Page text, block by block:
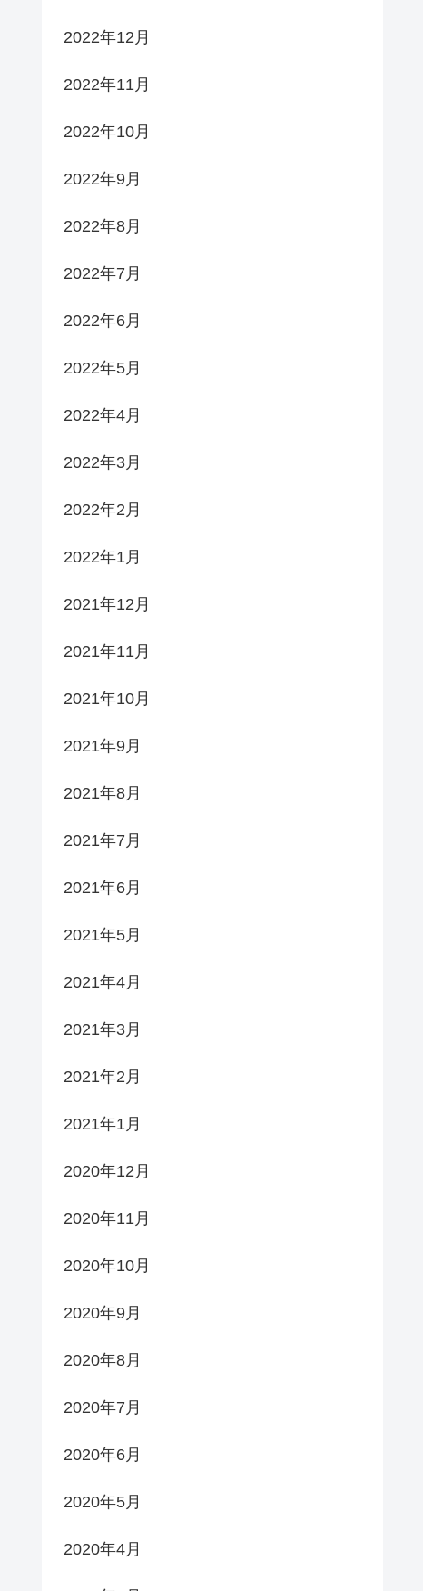
2022年12月
2022年11月
2022年10月
2022年9月
2022年8月
2022年7月
2022年6月
2022年5月
2022年4月
2022年3月
2022年2月
2022年1月
2021年12月
2021年11月
2021年10月
2021年9月
2021年8月
2021年7月
2021年6月
2021年5月
2021年4月
2021年3月
2021年2月
2021年1月
2020年12月
2020年11月
2020年10月
2020年9月
2020年8月
2020年7月
2020年6月
2020年5月
2020年4月